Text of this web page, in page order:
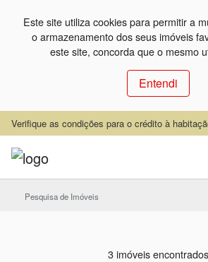
Este site utiliza cookies para permitir a
o armazenamento dos seus imóveis
este site, concorda que o mesmo
Entendi
Verifique as condições para o crédito à
Pesquisa de Imóveis
3 imóveis encontrados